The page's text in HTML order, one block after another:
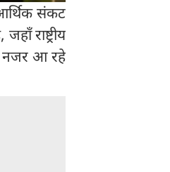
संकट
राष्ट्रीय
नजर आ रहे